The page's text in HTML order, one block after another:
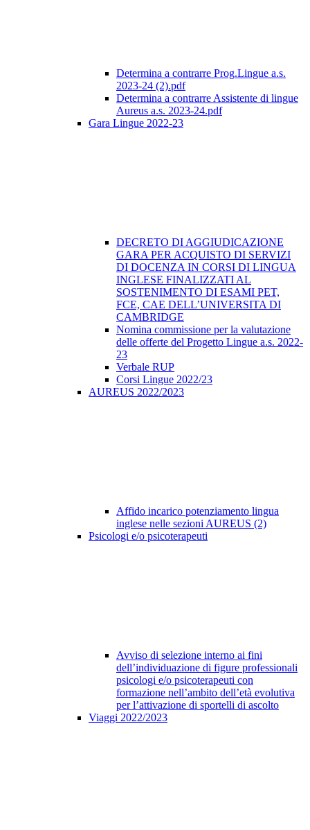
Determina a contrarre Prog.Lingue a.s.
2023-24 (2).pdf
Determina a contrarre Assistente di lingue
Aureus a.s. 2023-24.pdf
Gara Lingue 2022-23
DECRETO DI AGGIUDICAZIONE
GARA PER ACQUISTO DI SERVIZI
DI DOCENZA IN CORSI DI LINGUA
INGLESE FINALIZZATI AL
SOSTENIMENTO DI ESAMI PET,
FCE, CAE DELL’UNIVERSITA DI
CAMBRIDGE
Nomina commissione per la valutazione
delle offerte del Progetto Lingue a.s. 2022-
23
Verbale RUP
Corsi Lingue 2022/23
AUREUS 2022/2023
Affido incarico potenziamento lingua
inglese nelle sezioni AUREUS (2)
Psicologi e/o psicoterapeuti
Avviso di selezione interno ai fini
dell’individuazione di figure professionali
psicologi e/o psicoterapeuti con
formazione nell’ambito dell’età evolutiva
per l’attivazione di sportelli di ascolto
Viaggi 2022/2023